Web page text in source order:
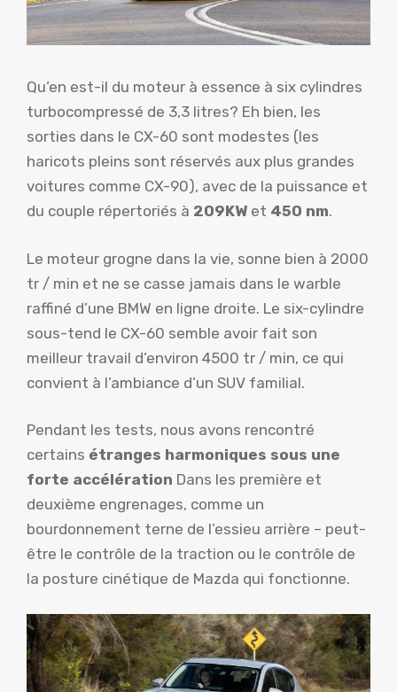
Qu’en est-il du moteur à essence à six cylindres
turbocompressé de 3,3 litres? Eh bien, les
sorties dans le CX-60 sont modestes (les
haricots pleins sont réservés aux plus grandes
voitures comme CX-90), avec de la puissance et
du couple répertoriés à 209KW et 450 nm.
Le moteur grogne dans la vie, sonne bien à 2000
tr / min et ne se casse jamais dans le warble
raffiné d’une BMW en ligne droite. Le six-cylindre
sous-tend le CX-60 semble avoir fait son
meilleur travail d’environ 4500 tr / min, ce qui
convient à l’ambiance d’un SUV familial.
Pendant les tests, nous avons rencontré
certains étranges harmoniques sous une
forte accélération Dans les première et
deuxième engrenages, comme un
bourdonnement terne de l’essieu arrière – peut-
être le contrôle de la traction ou le contrôle de
la posture cinétique de Mazda qui fonctionne.